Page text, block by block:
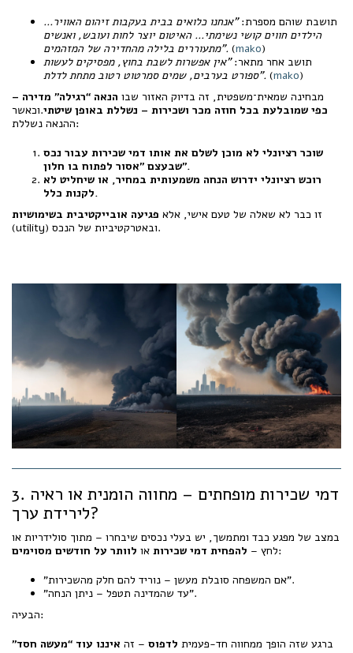
תושבת שוהם מספרת:"אנחנו כלואים בבית בעקבות זיהום האוויר...
הילדים חווים קושי נשימתי... האיטום יוצר לחות ועובש, ואנשים
מתעוררים בלילה מהחדירה של המזהמים". (mako)
תושב אחר מתאר:"אין אפשרות לשבת בחוץ, מפסיקים לעשות
ספורט בערבים, שמים סמרטוט רטוב מתחת לדלת". (mako)
מבחינה שמאית־משפטית, זה בדיוק האזור שבו הנאה “רגילה” מדירה –
כפי שמובלעת בכל חוזה מכר ושכירות – נשללת באופן שיטתי.וכאשר
ההנאה נשללת:
שוכר רציונלי לא מוכן לשלם את אותו דמי שכירות עבור נכס
שבעצם "אסור לפתוח בו חלון".
רוכש רציונלי ידרוש הנחה משמעותית במחיר, או שיחליט לא
לקנות כלל.
זו כבר לא שאלה של טעם אישי, אלא פגיעה אובייקטיבית בשימושיות
(utility) ובאטרקטיביות של הנכס.
3. דמי שכירות מופחתים – מחווה הומנית או ראיה
לירידת ערך?
במצב של מפגע כבד ומתמשך, יש בעלי נכסים שיבחרו – מתוך סולידריות או
לחץ – להפחית דמי שכירות או לוותר על חודשים מסוימים
:
"אם המשפחה סובלת מעשן – נוריד להם חלק מהשכירות".
"עד שהמדינה תטפל – ניתן הנחה".
הבעיה:
ברגע שזה הופך ממחווה חד-פעמית לדפוס – זה איננו עוד “מעשה חסד”